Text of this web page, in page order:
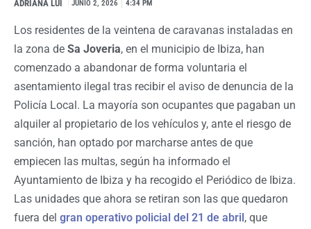
ADRIANA LUI JUNIO 2, 2026 4:34 PM
Los residentes de la veintena de caravanas instaladas en
la zona de Sa Joveria, en el municipio de Ibiza, han
comenzado a abandonar de forma voluntaria el
asentamiento ilegal tras recibir el aviso de denuncia de la
Policía Local. La mayoría son ocupantes que pagaban un
alquiler al propietario de los vehículos y, ante el riesgo de
sanción, han optado por marcharse antes de que
empiecen las multas, según ha informado el
Ayuntamiento de Ibiza y ha recogido el Periódico de Ibiza.
Las unidades que ahora se retiran son las que quedaron
fuera del gran operativo policial del 21 de abril , que